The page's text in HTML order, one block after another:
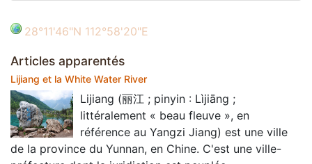
28°11'46"N 112°58'20"E
Articles apparentés
Lijiang et la White Water River
Lijiang (丽江 ; pinyin : Lìjiāng ;
littéralement « beau fleuve », en
référence au Yangzi Jiang) est une ville
de la province du Yunnan, en Chine. C'est une ville-